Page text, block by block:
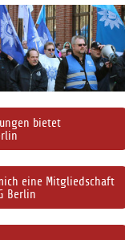
eine Mitgliedschaft
Berlin
bietet